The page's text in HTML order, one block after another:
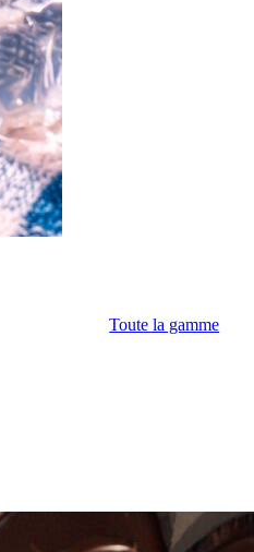
Toute la gamme